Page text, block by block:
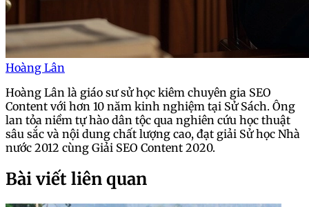
Hoàng Lân
Hoàng Lân là giáo sư sử học kiêm chuyên gia SEO
Content với hơn 10 năm kinh nghiệm tại Sử Sách. Ông
lan tỏa niềm tự hào dân tộc qua nghiên cứu học thuật
sâu sắc và nội dung chất lượng cao, đạt giải Sử học Nhà
nước 2012 cùng Giải SEO Content 2020.
Bài viết liên quan